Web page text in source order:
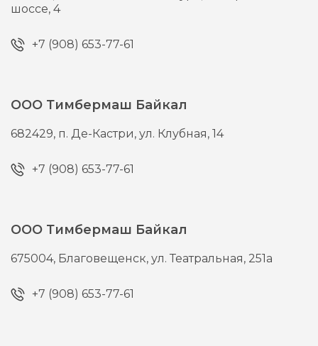
шоссе, 4
+7 (908) 653-77-61
ООО Тимбермаш Байкал
682429, п. Де-Кастри,ул. Клубная, 14
+7 (908) 653-77-61
ООО Тимбермаш Байкал
675004, Благовещенск,ул. Театральная, 251а
+7 (908) 653-77-61